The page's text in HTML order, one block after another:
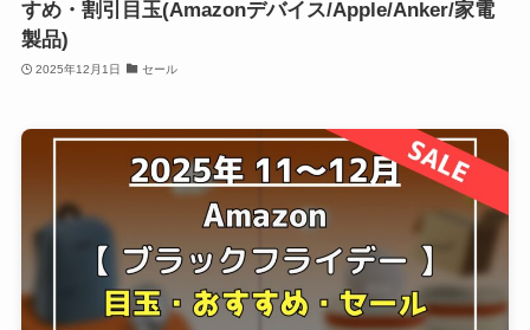
すめ・割引目玉(Amazonデバイス/Apple/Anker/家電
製品)
2025年12月1日 セール